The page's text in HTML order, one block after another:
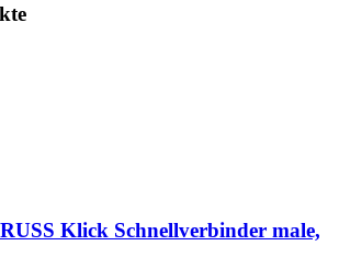
Klick Schnellverbinder male,